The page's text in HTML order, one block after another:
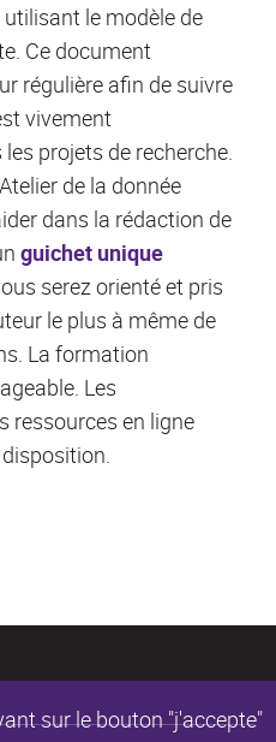
sur le bouton "j'accepte"
le modèle de
Ce document
régulière afin de suivre
vivement
projets de recherche.
de la donnée
dans la rédaction de
guichet unique
serez orienté et pris
le plus à même de
La formation
Les
ressources en ligne